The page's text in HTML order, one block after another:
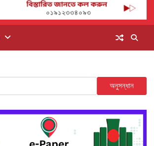
অনুসন্ধান